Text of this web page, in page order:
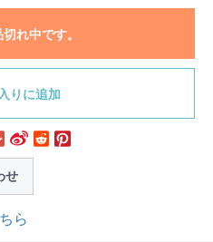
れ中です。
りに追加
せ
ら